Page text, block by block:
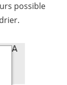
possible